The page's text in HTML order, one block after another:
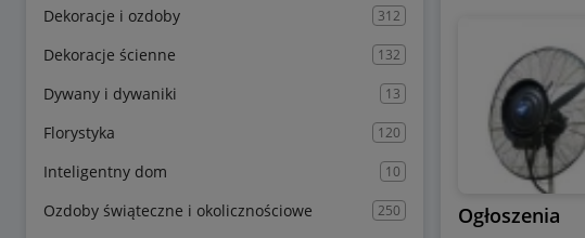
Dekoracje i ozdoby 312
Dekoracje ścienne 132
Dywany i dywaniki 13
Florystyka 120
Inteligentny dom 10
Ozdoby świąteczne i okolicznościowe 250 Ogłoszenia